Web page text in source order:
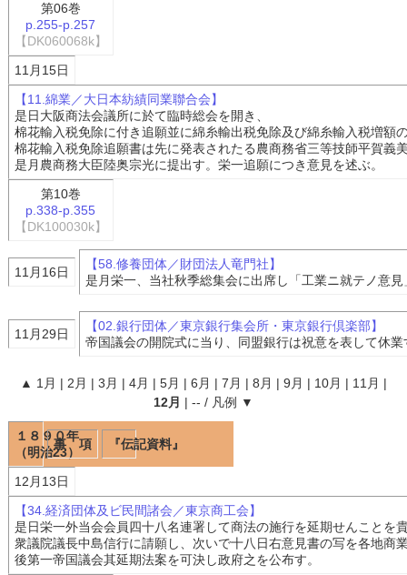
第06巻
p.255-p.257
【DK060068k】
11月15日
【11.綿業／大日本紡績同業聯合会】
是日大阪商法会議所に於て臨時総会を開き、
棉花輸入税免除に付き追願並に綿糸輸出税免除及び綿糸輸入税増額
棉花輸入税免除追願書は先に発表されたる農商務省三等技師平賀義
是月農商務大臣陸奥宗光に提出す。栄一追願につき意見を述ぶ。
第10巻
p.338-p.355
【DK100030k】
11月16日
【58.修養団体／財団法人竜門社】
是月栄一、当社秋季総集会に出席し「工業ニ就テノ意
11月29日
【02.銀行団体／東京銀行集会所・東京銀行倶楽部】
帝国議会の開院式に当り、同盟銀行は祝意を表して休業
▲ 1月 | 2月 | 3月 | 4月 | 5月 | 6月 | 7月 | 8月 | 9月 | 10月 | 11月 |
12月 | -- / 凡例 ▼
１８９０年
（明治23）
事 項 『伝記資料』
12月13日
【34.経済団体及ビ民間諸会／東京商工会】
是日栄一外当会会員四十八名連署して商法の施行を延期せんことを
衆議院議長中島信行に請願し、次いで十八日右意見書の写を各地商
後第一帝国議会其延期法案を可決し政府之を公布す。